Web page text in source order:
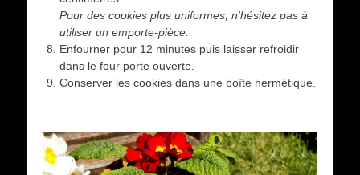
Pour des cookies plus uniformes, n'hésitez pas à
utiliser un emporte-pièce.
Enfourner pour 12 minutes puis laisser refroidir
dans le four porte ouverte.
Conserver les cookies dans une boîte hermétique.